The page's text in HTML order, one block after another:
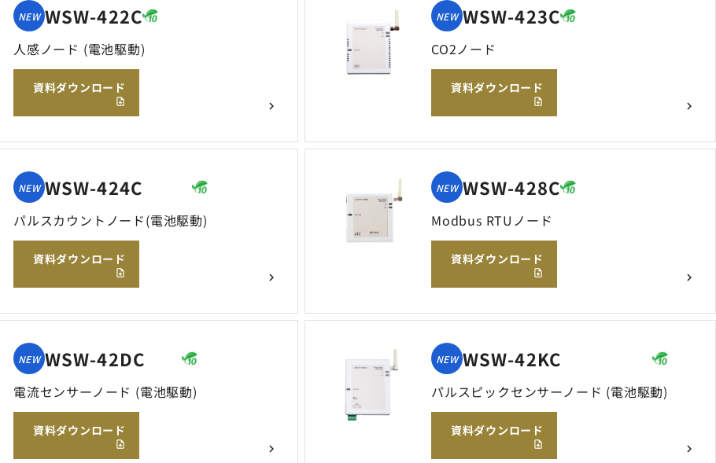
NEW WSW-422C
人感ノード (電池駆動)
資料ダウンロード
NEW WSW-423C
CO2ノード
資料ダウンロード
NEW WSW-424C
パルスカウントノード(電池駆動)
資料ダウンロード
NEW WSW-428C
Modbus RTUノード
資料ダウンロード
NEW WSW-42DC
電流センサーノード (電池駆動)
資料ダウンロード
NEW WSW-42KC
パルスピックセンサーノード (電池駆動)
資料ダウンロード